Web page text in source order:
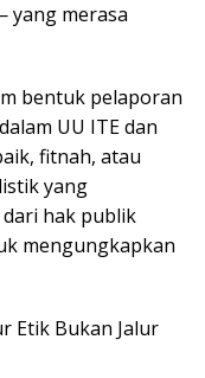
yang merasa
bentuk pelaporan
UU ITE dan
fitnah, atau
yang
hak publik
mengungkapkan
Etik Bukan Jalur